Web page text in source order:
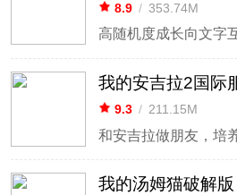
8.9 / 353.74M
我的安吉拉2国际
9.3 / 211.15M
我的汤姆猫破解版